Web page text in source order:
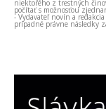
niektorého z trestných
počítať s možnosťou
- Vydavateľ novín a
prípadné právne následky